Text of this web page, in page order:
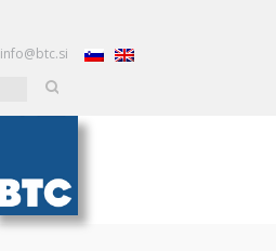
info@btc.si